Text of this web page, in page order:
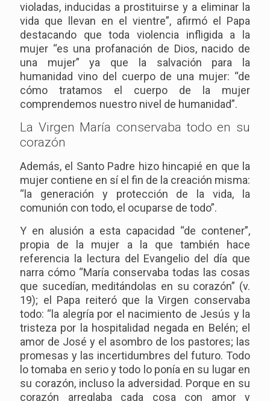
violadas, inducidas a prostituirse y a eliminar la
vida que llevan en el vientre”, afirmó el Papa
destacando que toda violencia infligida a la
mujer “es una profanación de Dios, nacido de
una mujer” ya que la salvación para la
humanidad vino del cuerpo de una mujer: “de
cómo tratamos el cuerpo de la mujer
comprendemos nuestro nivel de humanidad”.
La Virgen María conservaba todo en su
corazón
Además, el Santo Padre hizo hincapié en que la
mujer contiene en sí el fin de la creación misma:
“la generación y protección de la vida, la
comunión con todo, el ocuparse de todo”.
Y en alusión a esta capacidad “de contener”,
propia de la mujer a la que también hace
referencia la lectura del Evangelio del día que
narra cómo “María conservaba todas las cosas
que sucedían, meditándolas en su corazón” (v.
19); el Papa reiteró que la Virgen conservaba
todo: “la alegría por el nacimiento de Jesús y la
tristeza por la hospitalidad negada en Belén; el
amor de José y el asombro de los pastores; las
promesas y las incertidumbres del futuro. Todo
lo tomaba en serio y todo lo ponía en su lugar en
su corazón, incluso la adversidad. Porque en su
corazón arreglaba cada cosa con amor y